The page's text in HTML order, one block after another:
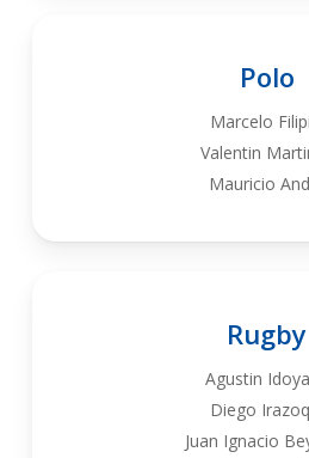
Polo
Marcelo
Valentin
Mauricio
Rugby
Agustin
Diego
Juan Ignacio